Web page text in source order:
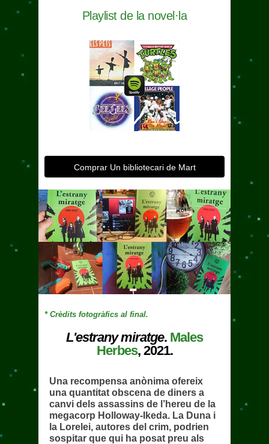
Playlist de la novel·la
Comprar Un bibliotecari de Mart
* Crèdits fotogràfics al final.
L'estrany miratge. Males
Herbes, 2021.
Una recompensa anònima ofereix
una quantitat obscena de diners a
canvi dels assassins de l’hereu de la
megacorp Holloway-Ikeda. La Duna i
la Lorelei, autores del crim, podrien
sospitar que qui ha posat preu als